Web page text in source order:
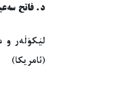
د. فاتح
لێکۆڵەر و
(ئامریکا)